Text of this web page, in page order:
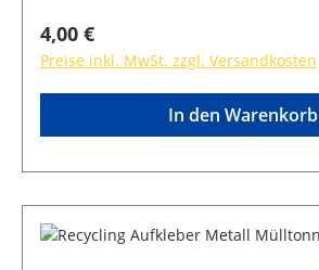
Regulärer Preis:
4,00 €
Preise inkl. MwSt. zzgl. Versandkosten
In den Warenkorb